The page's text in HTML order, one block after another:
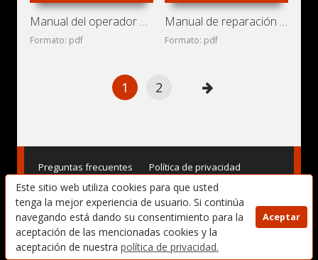
Este sitio web utiliza cookies para que usted
tenga la mejor experiencia de usuario. Si continúa
navegando está dando su consentimiento para la
aceptación de las mencionadas cookies y la
aceptación de nuestra política de privacidad.
Aceptar
Manual del operador de volquete Volvo A60H
Formato: pdf
Manual de reparación de camión Tatra T163-370SKT
Formato: pdf
1 2
Preguntas frecuentes Política de privacidad
Términos de uso DMCA Contacto
Copyright © 2017-2025. Manuales de Usuario, Manuales de
Instrucciones (Reparación) y Mantenimiento, Manuales de
Taller para Vehículos - AvtoBase.Com